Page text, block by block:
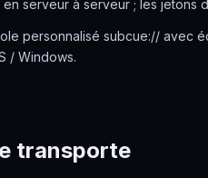
serveur à serveur ; les jetons
personnalisé subcue:// avec
/ Windows.
transporte